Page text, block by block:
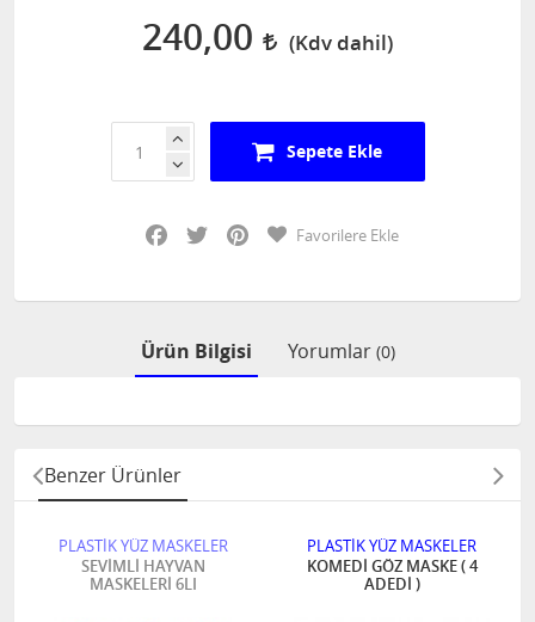
240,00
Sepete Ekle
Facebook
Twitter PinterestFavorilere Ekle
Ürün Bilgisi Yorumlar (0)
Benzer Ürünler
PLASTİK YÜZ MASKELER
SEVİMLİ HAYVAN
MASKELERİ 6LI
PLASTİK YÜZ MASKELER
KOMEDİ GÖZ MASKE ( 4
ADEDİ )